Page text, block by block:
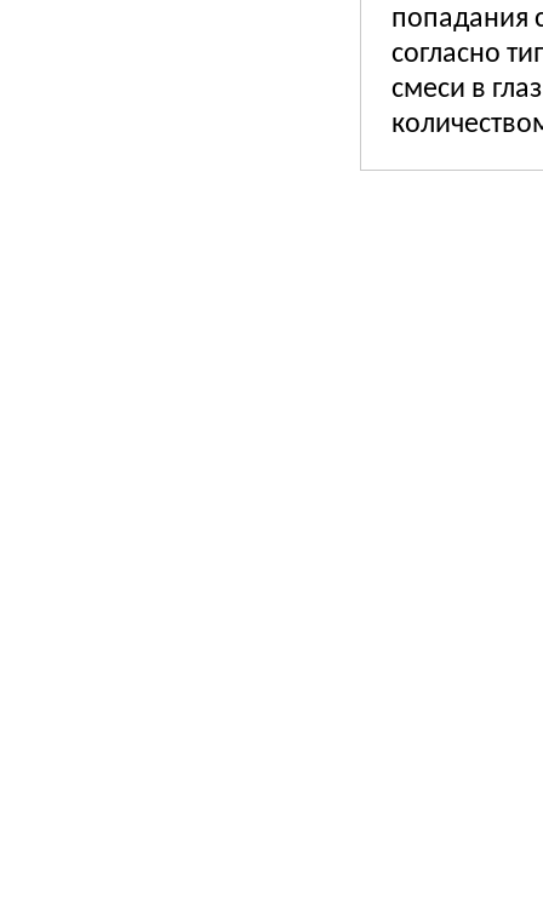
попадания
согласно
смеси в